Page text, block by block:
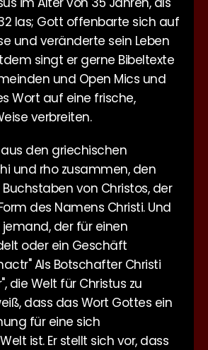
32 las; Gott offenbarte sich auf
und veränderte sein Leben
singt er gerne Bibeltexte
und Open Mics und
Wort auf eine frische,
verbreiten.
aus den griechischen
und rho zusammen, den
von Christos, der
des Namens Christi. Und
jemand, der für einen
oder ein Geschäft
Als Botschafter Christi
die Welt für Christus zu
dass das Wort Gottes ein
für eine sich
ist. Er stellt sich vor, dass